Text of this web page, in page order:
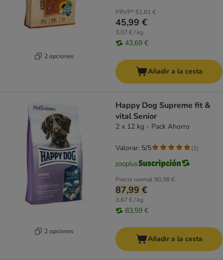
2 opciones
PRVP* 51,81 €
45,99 €
3,07 € / kg
43,69 €
Añadir a la cesta
2 opciones
Happy Dog Supreme fit &
vital Senior
2 x 12 kg - Pack Ahorro
Precio normal90,98 €
87,99 €
3,67 € / kg
83,59 €
Valorar: 5/5 (1)
Añadir a la cesta